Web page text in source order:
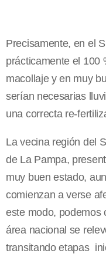
Precisamente, en el
prácticamente el 100
macollaje y en muy
serían necesarias
una correcta re-
La vecina región del
de La Pampa,
muy buen estado,
comienzan a verse
este modo, podemos
área nacional se
transitando etapas